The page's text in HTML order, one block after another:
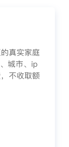
真实家庭
城市、ip
不收取额